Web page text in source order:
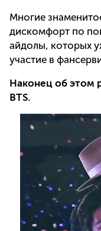
Многие
дискомфорт по
айдолы, которых
участие в
Наконец об этом
BTS.